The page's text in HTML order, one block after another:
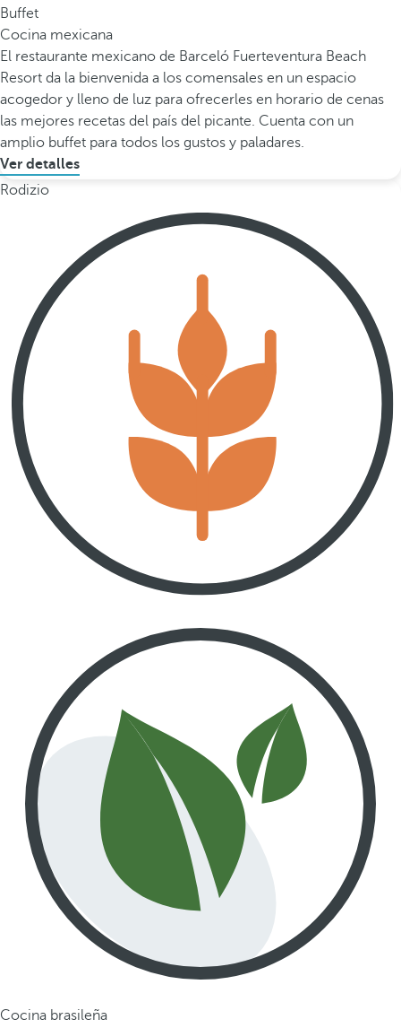
Buffet
Cocina mexicana
El restaurante mexicano de Barceló Fuerteventura Beach
Resort da la bienvenida a los comensales en un espacio
acogedor y lleno de luz para ofrecerles en horario de cenas
las mejores recetas del país del picante. Cuenta con un
amplio buffet para todos los gustos y paladares.
Ver detalles
Rodizio
Cocina brasileña